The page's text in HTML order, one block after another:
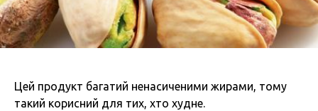
Цей продукт багатий ненасиченими жирами, тому
такий корисний для тих, хто худне.